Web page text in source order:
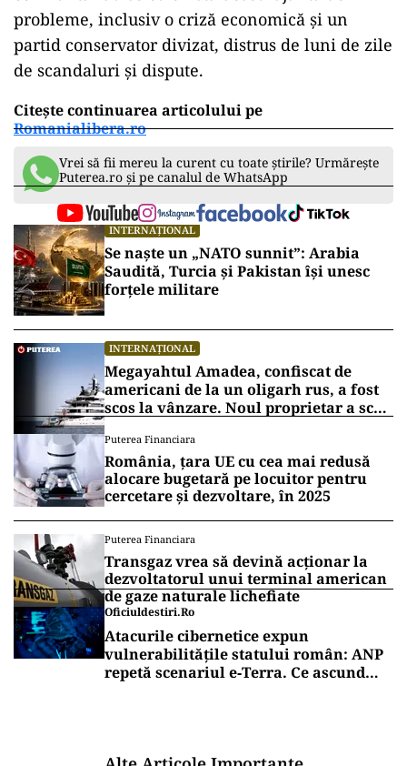
probleme, inclusiv o criză economică și un
partid conservator divizat, distrus de luni de zile
de scandaluri și dispute.
Citește continuarea articolului pe
Romanialibera.ro
Vrei să fii mereu la curent cu toate știrile? Urmărește
Puterea.ro și pe canalul de WhatsApp
INTERNAȚIONAL
Se naște un „NATO sunnit”: Arabia
Saudită, Turcia și Pakistan își unesc
forțele militare
INTERNAȚIONAL
Megayahtul Amadea, confiscat de
americani de la un oligarh rus, a fost
scos la vânzare. Noul proprietar a scos
Puterea Financiara
România, țara UE cu cea mai redusă
alocare bugetară pe locuitor pentru
cercetare și dezvoltare, în 2025
Puterea Financiara
Transgaz vrea să devină acționar la
dezvoltatorul unui terminal american
de gaze naturale lichefiate
Oficiuldestiri.ro
Atacurile cibernetice expun
vulnerabilitățile statului român: ANP
repetă scenariul e‑Terra. Ce ascund